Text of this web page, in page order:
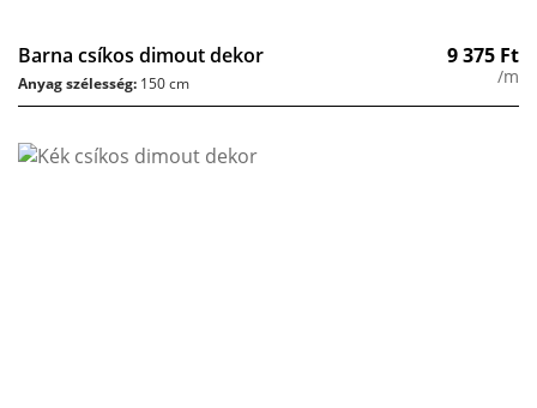
Barna csíkos dimout dekor 9 375 Ft
/m
Anyag szélesség: 150 cm